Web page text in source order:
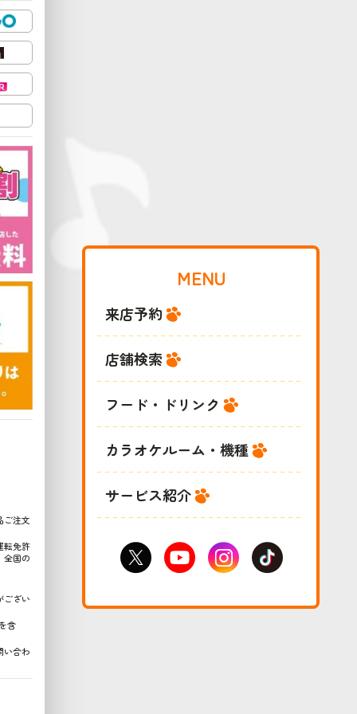
MENU
来店予約
店舗検索
フード・ドリンク
カラオケルーム・機種
サービス紹介
ご注文
転免許
全国の
ござい
含
い合わ